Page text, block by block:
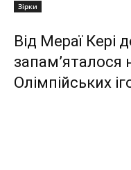
Зірки
Від Мераї Кері
запам’яталося
Олімпійських